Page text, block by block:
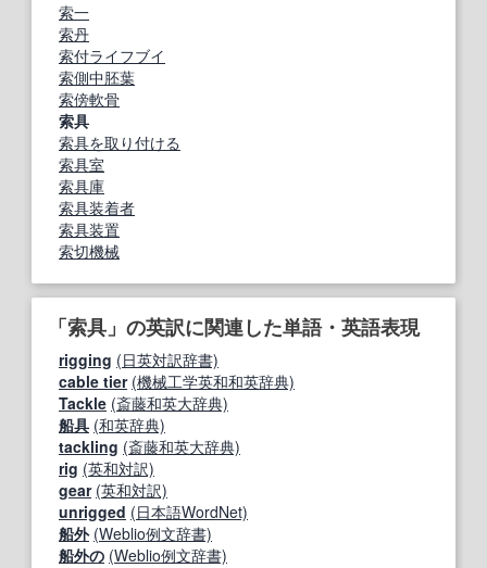
索一
索丹
索付ライフブイ
索側中胚葉
索傍軟骨
索具
索具を取り付ける
索具室
索具庫
索具装着者
索具装置
索切機械
「索具」の英訳に関連した単語・英語表現
rigging (日英対訳辞書)
cable tier (機械工学英和和英辞典)
Tackle (斎藤和英大辞典)
船具 (和英辞典)
tackling (斎藤和英大辞典)
rig (英和対訳)
gear (英和対訳)
unrigged (日本語WordNet)
船外 (Weblio例文辞書)
船外の (Weblio例文辞書)